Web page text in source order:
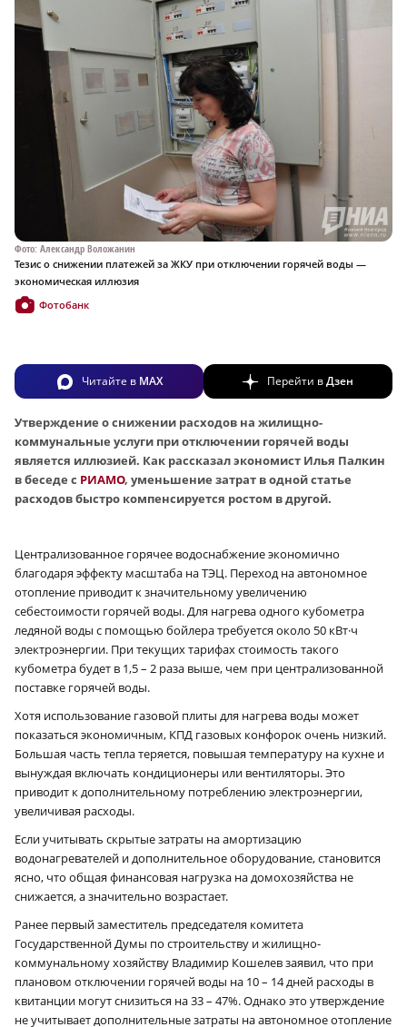
Фото: Александр Воложанин
Тезис о снижении платежей за ЖКУ при отключении горячей воды —
экономическая иллюзия
Фотобанк
Читайте в MAX Перейти вДзен
Утверждение о снижении расходов на жилищно-
коммунальные услуги при отключении горячей воды
является иллюзией. Как рассказал экономист Илья Палкин
в беседе с РИАМО, уменьшение затрат в одной статье
расходов быстро компенсируется ростом в другой.
Централизованное горячее водоснабжение экономично
благодаря эффекту масштаба на ТЭЦ. Переход на автономное
отопление приводит к значительному увеличению
себестоимости горячей воды. Для нагрева одного кубометра
ледяной воды с помощью бойлера требуется около 50 кВт·ч
электроэнергии. При текущих тарифах стоимость такого
кубометра будет в 1,5 – 2 раза выше, чем при централизованной
поставке горячей воды.
Хотя использование газовой плиты для нагрева воды может
показаться экономичным, КПД газовых конфорок очень низкий.
Большая часть тепла теряется, повышая температуру на кухне и
вынуждая включать кондиционеры или вентиляторы. Это
приводит к дополнительному потреблению электроэнергии,
увеличивая расходы.
Если учитывать скрытые затраты на амортизацию
водонагревателей и дополнительное оборудование, становится
ясно, что общая финансовая нагрузка на домохозяйства не
снижается, а значительно возрастает.
Ранее первый заместитель председателя комитета
Государственной Думы по строительству и жилищно-
коммунальному хозяйству Владимир Кошелев заявил, что при
плановом отключении горячей воды на 10 – 14 дней расходы в
квитанции могут снизиться на 33 – 47%. Однако это утверждение
не учитывает дополнительные затраты на автономное отопление